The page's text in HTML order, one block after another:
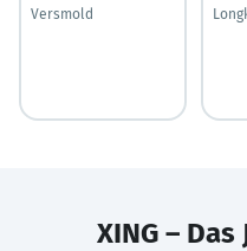
Versmold
XING –